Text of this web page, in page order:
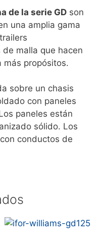
de la serie GD son
una amplia gama
malla que hacen
más propósitos.
sobre un chasis
con paneles
paneles están
sólido. Los
conductos de